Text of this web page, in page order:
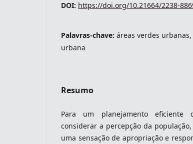
DOI: https://doi.org/10.21664/2238-
Palavras-chave: áreas verdes
urbana
Resumo
Para um planejamento eficiente
considerar a percepção da
uma sensação de apropriação e